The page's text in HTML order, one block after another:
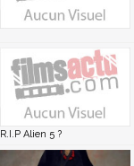
R.I.P Alien 5 ?